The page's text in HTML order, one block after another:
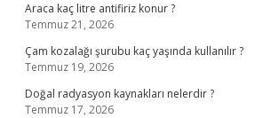
Araca kaç litre antifiriz konur ?
Temmuz 21, 2026
Çam kozalağı şurubu kaç yaşında kullanılır ?
Temmuz 19, 2026
Doğal radyasyon kaynakları nelerdir ?
Temmuz 17, 2026